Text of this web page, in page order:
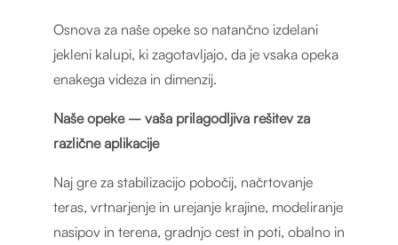
Osnova za naše opeke so natančno izdelani
jekleni kalupi, ki zagotavljajo, da je vsaka opeka
enakega videza in dimenzij.
Naše opeke – vaša prilagodljiva rešitev za
različne aplikacije
Naj gre za stabilizacijo pobočij, načrtovanje
teras, vrtnarjenje in urejanje krajine, modeliranje
nasipov in terena, gradnjo cest in poti, obalno in